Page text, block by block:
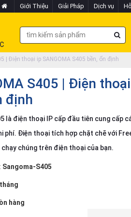
Giới Thiệu Giải Pháp Dịch vụ
| Điện thoại ip SANGOMA S405 bền, ổn định
S405 | Điện
định
là điện thoại IP cấp đầu tiên cung cấp
phí. Điện thoại tích hợp chặt chẽ với
chúng trên điện thoại của bạn.
Sangoma-S405
hàng